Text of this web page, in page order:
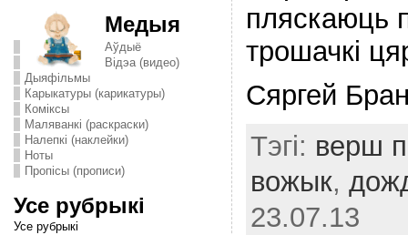
Медыя
Аўдыё
Відэа (видео)
Дыяфільмы
Карыкатуры (карикатуры)
Комiксы
Маляванкі (раскраски)
Налепкі (наклейки)
Ноты
Пропісы (прописи)
Усе рубрыкі
Усе рубрыкі
пляскаюць
трошачкi
Сяргей
Тэгі: верш
вожык,
23.07.13